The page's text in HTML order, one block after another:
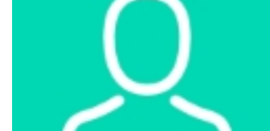
Интернет-магазин
Интернет-витрина
Арестованное имущество
Реестр несостоявшихся торгов
Реестр переоценок
Государственное имущество